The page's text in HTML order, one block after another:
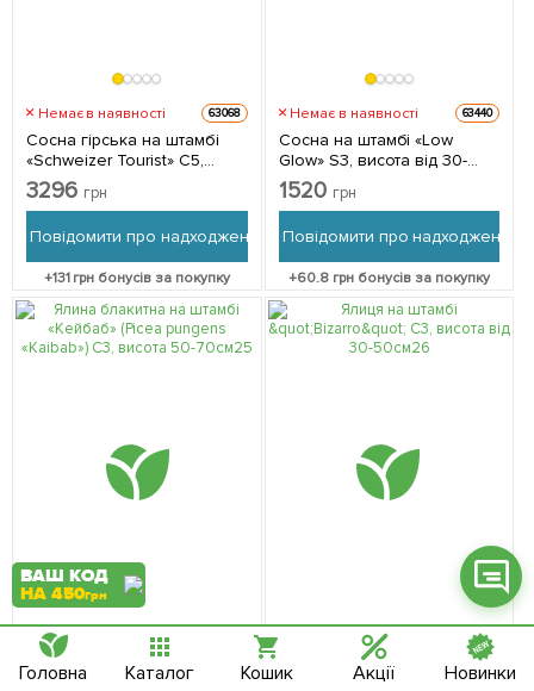
Немає в наявності 63068
Сосна гірська на штамбі
«Schweizer Tourist» С5,
висота 80-100см 1
саджанець в упаковці
3296 грн
Повідомити про надходження
+131грн бонусів за покупку
Немає в наявності 63440
Сосна на штамбі «Low
Glow» S3, висота від 30-
50см 1 саджанець в
упаковці
1520 грн
Повідомити про надходження
+60.8 грн бонусів за покупку
Немає в наявності Немає в наявності 112366
Телеграм
Онлайн чат
ВАШ КОД
НА 450грн
Головна Каталог Кошик Акції Новинки